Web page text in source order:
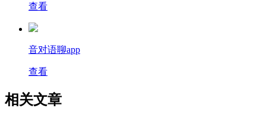
查看
音对语聊app
查看
相关文章